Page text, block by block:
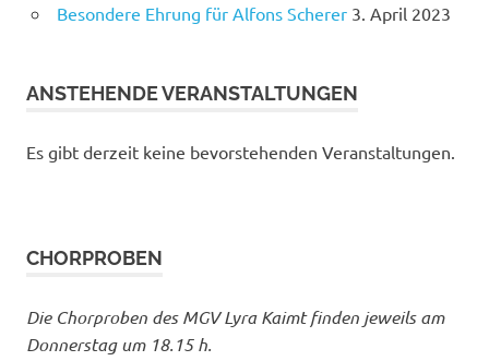
Besondere Ehrung für Alfons Scherer 3. April 2023
ANSTEHENDE VERANSTALTUNGEN
Es gibt derzeit keine bevorstehenden Veranstaltungen.
CHORPROBEN
Die Chorproben des MGV Lyra Kaimt finden jeweils am
Donnerstag um 18.15 h.